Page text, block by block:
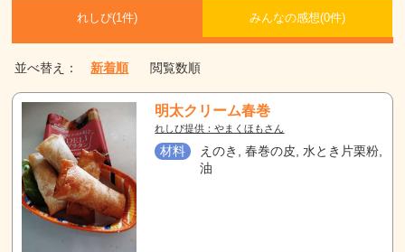
れしぴ(1件) みんなの感想(0件)
並べ替え： 新着順 閲覧数順
明太クリーム春巻
れしぴ提供：やまくほもさん
材料
えのき, 春巻の皮, 水とき片栗粉,
油